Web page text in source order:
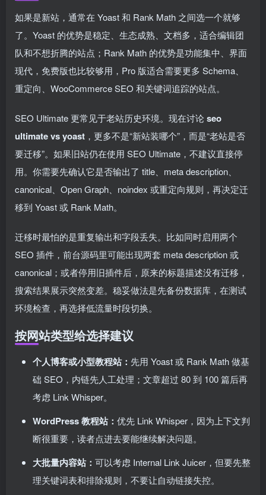
如果是新站，通常在 Yoast 和 Rank Math 之间选一个就够
了。Yoast 的优势是稳定、生态成熟、文档多，适合编辑团
队和不想折腾的站点；Rank Math 的优势是功能集中、界面
现代，免费版也比较够用，Pro 版适合需要更多 Schema、
重定向、WooCommerce SEO 和关键词追踪的站点。
SEO Ultimate 更常见于老站历史环境。现在讨论seo
ultimate vs yoast ，更多不是“新站装哪个”，而是“老站是否
要迁移”。如果旧站仍在使用 SEO Ultimate，不建议直接停
用。你需要先确认它是否输出了 title、meta description、
canonical、Open Graph、noindex 或重定向规则，再决定迁
移到 Yoast 或 Rank Math。
迁移时最怕的是重复输出和字段丢失。比如同时启用两个
SEO 插件，前台源码里可能出现两套 meta description 或
canonical；或者停用旧插件后，原来的标题描述没有迁移，
搜索结果展示突然变差。稳妥做法是先备份数据库，在测试
环境检查，再选择低流量时段切换。
按网站类型给选择建议
个人博客或小型教程站： 先用 Yoast 或 Rank Math 做基
础 SEO，内链先人工处理；文章超过 80 到 100 篇后再
考虑 Link Whisper。
WordPress 教程站： 优先 Link Whisper，因为上下文判
断很重要，读者点进去要能继续解决问题。
大批量内容站： 可以考虑 Internal Link Juicer，但要先整
理关键词表和排除规则，不要让自动链接失控。